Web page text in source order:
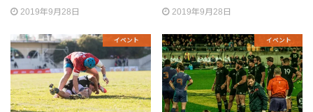
2019年9月28日 2019年9月28日
イベント イベント